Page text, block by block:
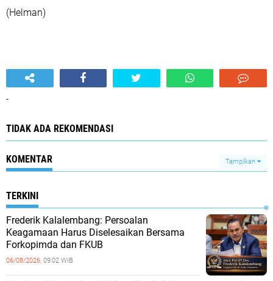
(Helman)
-
TIDAK ADA REKOMENDASI
KOMENTAR Tampilkan
TERKINI
Frederik Kalalembang: Persoalan
Keagamaan Harus Diselesaikan Bersama
Forkopimda dan FKUB
06/08/2026, 09:02 WIB